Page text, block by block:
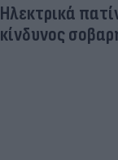
Ηλεκτρικά
κίνδυνος